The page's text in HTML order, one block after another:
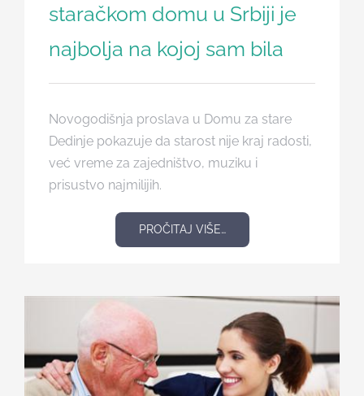
staračkom domu u Srbiji je
najbolja na kojoj sam bila
Novogodišnja proslava u Domu za stare
Dedinje pokazuje da starost nije kraj radosti,
već vreme za zajedništvo, muziku i
prisustvo najmilijih.
PROČITAJ VIŠE…